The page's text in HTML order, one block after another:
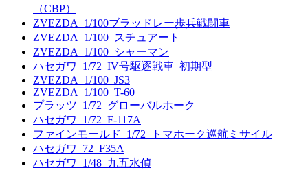
（CBP）
ZVEZDA_1/100ブラッドレー歩兵戦闘車
ZVEZDA_1/100_スチュアート
ZVEZDA_1/100_シャーマン
ハセガワ_1/72_IV号駆逐戦車_初期型
ZVEZDA_1/100_JS3
ZVEZDA_1/100_T-60
プラッツ_1/72_グローバルホーク
ハセガワ_1/72_F-117A
ファインモールド_1/72_トマホーク巡航ミサイル
ハセガワ_72_F35A
ハセガワ_1/48_九五水偵